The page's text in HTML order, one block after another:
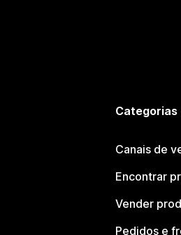
Categorias
Canais de
Encontrar
Vender
Pedidos e